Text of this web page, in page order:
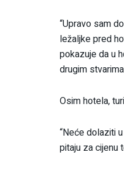
“Upravo sam
ležaljke pred
pokazuje da u
drugim
Osim hotela,
“Neće dolaziti
pitaju za cijenu